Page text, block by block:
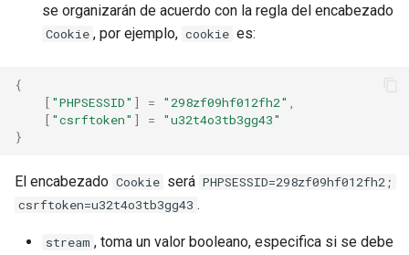
sticky
stream-sts
stream-upsync
sts
se organizarán de acuerdo con la regla del encabezado
Cookie , por ejemplo, cookie es:
{
[ "PHPSESSID" ] = "298zf09hf012fh2"
[ "csrftoken" ] =
"u32t4o3tb3gg43"
}
El encabezado Cookie será PHPSESSID=298zf09hf012fh2;
csrftoken=u32t4o3tb3gg43 .
stream , toma un valor booleano, especifica si se debe